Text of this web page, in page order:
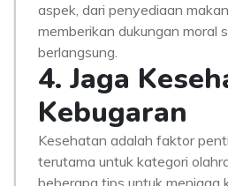
aspek, dari penyediaan
memberikan dukungan moral
berlangsung.
4. Jaga
Kebugaran
Kesehatan adalah faktor
terutama untuk kategori
beberapa tips untuk menjaga